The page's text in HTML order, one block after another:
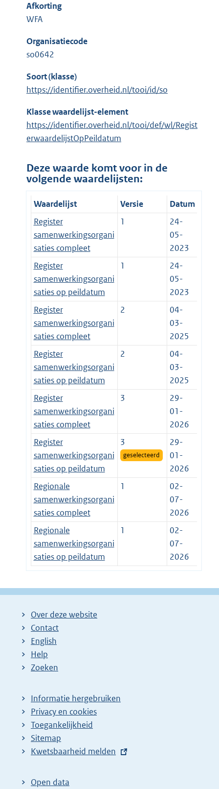
Afkorting
WFA
Organisatiecode
so0642
Soort (klasse)
https://identifier.overheid.nl/tooi/id/so
Klasse waardelijst-element
https://identifier.overheid.nl/tooi/def/wl/Regist
erwaardelijstOpPeildatum
Deze waarde komt voor in de
volgende waardelijsten:
Waardelijst Versie
Datum
Register
samenwerkingsorgani
saties compleet
1
24-
05-
2023
Register
samenwerkingsorgani
saties op peildatum
1
24-
05-
2023
Register
samenwerkingsorgani
saties compleet
2
04-
03-
2025
Register
samenwerkingsorgani
saties op peildatum
2
04-
03-
2025
Register
samenwerkingsorgani
saties compleet
3
29-
01-
2026
Register
samenwerkingsorgani
saties op peildatum
3
geselecteerd
29-
01-
2026
Regionale
samenwerkingsorgani
saties compleet
1
02-
07-
2026
Regionale
samenwerkingsorgani
saties op peildatum
1
02-
07-
2026
Over deze website
Contact
English
Help
Zoeken
Informatie hergebruiken
Privacy en cookies
Toegankelijkheid
Sitemap
E
t
Kwetsbaarheid melden
Open data